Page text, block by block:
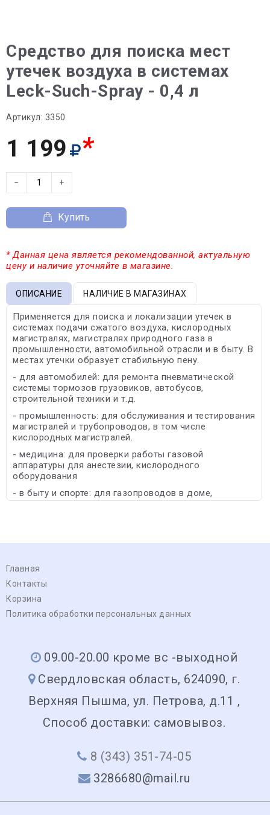
Средство для поиска мест
утечек воздуха в системах
Leck-Such-Spray - 0,4 л
Артикул: 3350
1 199 *
− +
Купить
* Данная цена является рекомендованной, актуальную
цену и наличие уточняйте в магазине.
ОПИСАНИЕ НАЛИЧИЕ В МАГАЗИНАХ
Применяется для поиска и локализации утечек в
системах подачи сжатого воздуха, кислородных
магистралях, магистралях природного газа в
промышленности, автомобильной отрасли и в быту. В
местах утечки образует стабильную пену.
- для автомобилей: для ремонта пневматической
системы тормозов грузовиков, автобусов,
строительной техники и т.д.
- промышленность: для обслуживания и тестирования
магистралей и трубопроводов, в том числе
кислородных магистралей.
- медицина: для проверки работы газовой
аппаратуры для анестезии, кислородного
оборудования
- в быту и спорте: для газопроводов в доме,
туристического снаряжения и др.
Главная
Контакты
Корзина
Политика обработки персональных данных
09.00-20.00 кроме вс -выходной
Свердловская область, 624090, г.
Верхняя Пышма, ул. Петрова, д.11 ,
Способ доставки: самовывоз.
8 (343) 351-74-05
3286680@mail.ru